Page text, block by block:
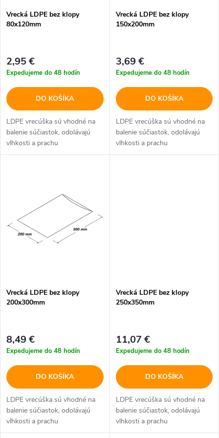
p
o
d
u
k
v
p
r
o
d
u
k
t
Vrecká LDPE bez klopy
80x120mm
2,95 €
Expedujeme do 48 hodín
DO KOŠÍKA
LDPE vrecúška sú vhodné na
balenie súčiastok, odolávajú
vlhkosti a prachu
Vrecká LDPE bez klopy
150x200mm
3,69 €
Expedujeme do 48 hodín
DO KOŠÍKA
LDPE vrecúška sú vhodné na
balenie súčiastok, odolávajú
vlhkosti a prachu
Vrecká LDPE bez klopy
200x300mm
8,49 €
Expedujeme do 48 hodín
DO KOŠÍKA
LDPE vrecúška sú vhodné na
balenie súčiastok, odolávajú
vlhkosti a prachu
Vrecká LDPE bez klopy
250x350mm
11,07 €
Expedujeme do 48 hodín
DO KOŠÍKA
LDPE vrecúška sú vhodné na
balenie súčiastok, odolávajú
vlhkosti a prachu